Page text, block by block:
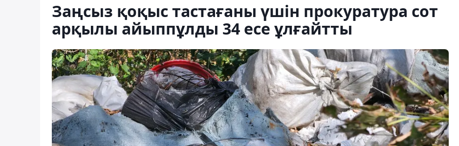
Заңсыз қоқыс тастағаны үшін прокуратура сот
арқылы айыппұлды 34 есе ұлғайтты